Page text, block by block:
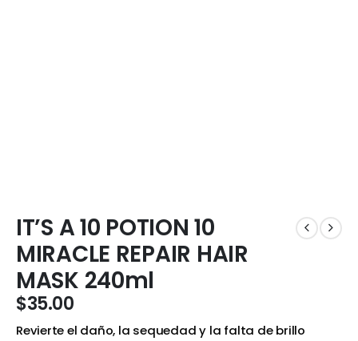
IT’S A 10 POTION 10
MIRACLE REPAIR HAIR
MASK 240ml
$35.00
Revierte el daño, la sequedad y la falta de brillo